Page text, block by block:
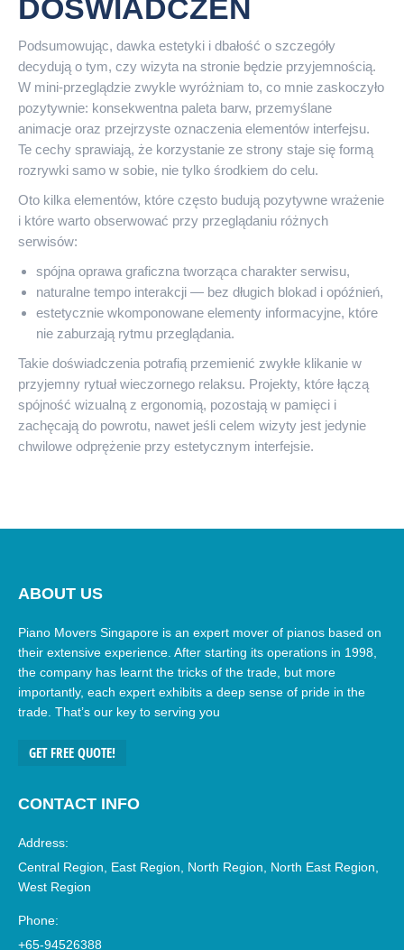
DOŚWIADCZEŃ
Podsumowując, dawka estetyki i dbałość o szczegóły
decydują o tym, czy wizyta na stronie będzie przyjemnością.
W mini-przeglądzie zwykle wyróżniam to, co mnie zaskoczyło
pozytywnie: konsekwentna paleta barw, przemyślane
animacje oraz przejrzyste oznaczenia elementów interfejsu.
Te cechy sprawiają, że korzystanie ze strony staje się formą
rozrywki samo w sobie, nie tylko środkiem do celu.
Oto kilka elementów, które często budują pozytywne wrażenie
i które warto obserwować przy przeglądaniu różnych
serwisów:
spójna oprawa graficzna tworząca charakter serwisu,
naturalne tempo interakcji — bez długich blokad i opóźnień,
estetycznie wkomponowane elementy informacyjne, które
nie zaburzają rytmu przeglądania.
Takie doświadczenia potrafią przemienić zwykłe klikanie w
przyjemny rytuał wieczornego relaksu. Projekty, które łączą
spójność wizualną z ergonomią, pozostają w pamięci i
zachęcają do powrotu, nawet jeśli celem wizyty jest jedynie
chwilowe odprężenie przy estetycznym interfejsie.
ABOUT US
Piano Movers Singapore is an expert mover of pianos based on
their extensive experience. After starting its operations in 1998,
the company has learnt the tricks of the trade, but more
importantly, each expert exhibits a deep sense of pride in the
trade. That’s our key to serving you
GET FREE QUOTE!
CONTACT INFO
Address:
Central Region, East Region, North Region, North East Region,
West Region
Phone:
+65-94526388